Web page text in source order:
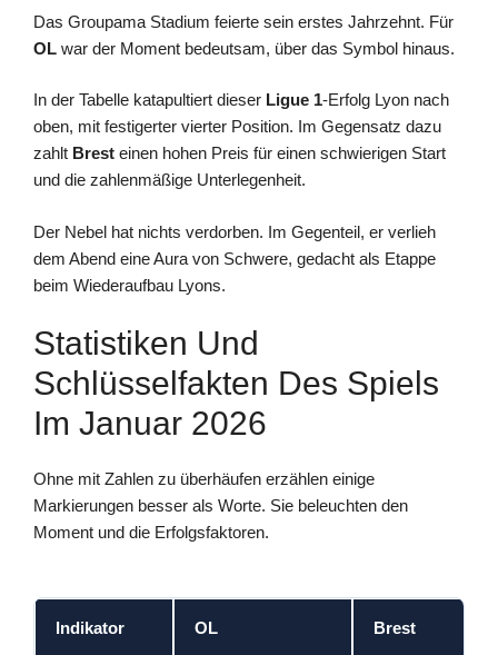
Das Groupama Stadium feierte sein erstes Jahrzehnt. Für
OL war der Moment bedeutsam, über das Symbol hinaus.
In der Tabelle katapultiert dieser Ligue 1-Erfolg Lyon nach
oben, mit festigerter vierter Position. Im Gegensatz dazu
zahlt Brest einen hohen Preis für einen schwierigen Start
und die zahlenmäßige Unterlegenheit.
Der Nebel hat nichts verdorben. Im Gegenteil, er verlieh
dem Abend eine Aura von Schwere, gedacht als Etappe
beim Wiederaufbau Lyons.
Statistiken Und
Schlüsselfakten Des Spiels
Im Januar 2026
Ohne mit Zahlen zu überhäufen erzählen einige
Markierungen besser als Worte. Sie beleuchten den
Moment und die Erfolgsfaktoren.
Indikator OL Brest